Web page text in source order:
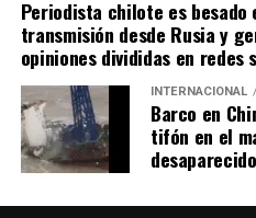
¿Como ayudar?
Instagram,
Fernando Jara (padre)
19.968.680-1
Banco Falabella, cuenta
11510154944
Periodista chilote es besado
transmisión desde Rusia y
opiniones divididas en redes
INTERNACIONAL
Barco en
tifón en el